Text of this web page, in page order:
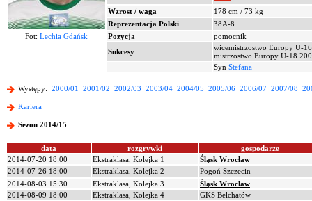
Wzrost / waga
178 cm / 73 kg
Reprezentacja Polski
38A-8
Fot: Lechia Gdańsk Pozycja
pomocnik
Sukcesy
wicemistrzostwo Europy U-
mistrzostwo Europy U-18
Syn Stefana
Występy: 2000/01 2001/02 2002/03 2003/04 2004/05 2005/06 2006/07 2007/08
Kariera
Sezon 2014/15
data rozgrywki
gospodarze
2014-07-20 18:00
Ekstraklasa, Kolejka 1
Śląsk Wrocław
2014-07-26 18:00
Ekstraklasa, Kolejka 2
Pogoń Szczecin
2014-08-03 15:30
Ekstraklasa, Kolejka 3
Śląsk Wrocław
2014-08-09 18:00
Ekstraklasa, Kolejka 4
GKS Bełchatów